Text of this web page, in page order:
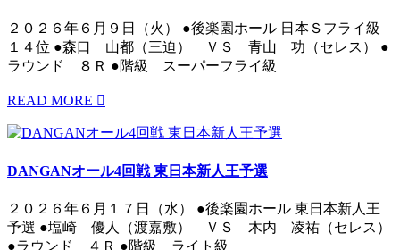
２０２６年６月９日（火） ●後楽園ホール 日本Ｓフライ級
１４位 ●森口 山都（三迫） ＶＳ 青山 功（セレス） ●
ラウンド ８Ｒ ●階級 スーパーフライ級
READ MORE
DANGANオール4回戦 東日本新人王予選
２０２６年６月１７日（水） ●後楽園ホール 東日本新人王
予選 ●塩崎 優人（渡嘉敷） ＶＳ 木内 凌祐（セレス）
●ラウンド ４Ｒ ●階級 ライト級